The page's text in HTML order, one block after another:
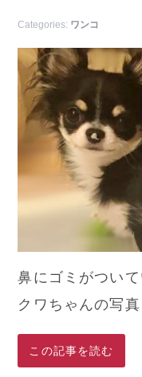
Categories: ワンコ
鼻にゴミがつい
クワちゃんの写真
この記事を読む